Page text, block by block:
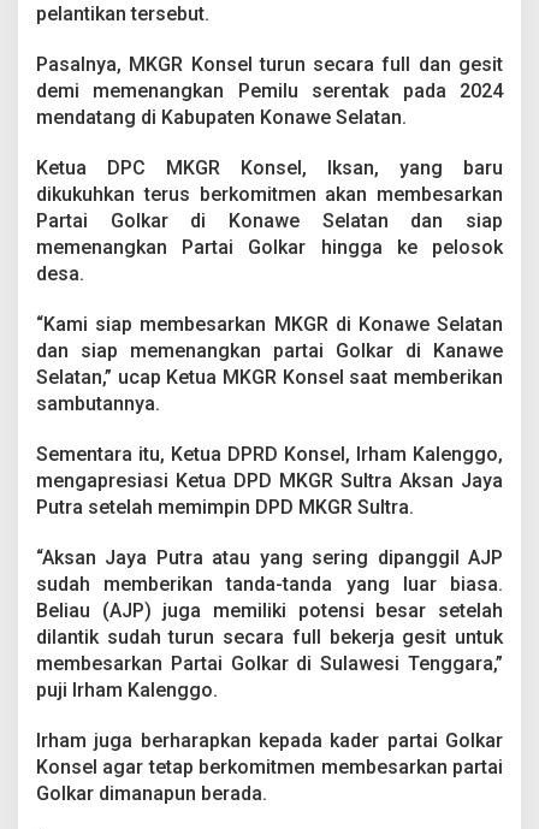
pelantikan tersebut.
Pasalnya, MKGR Konsel turun secara full dan gesit
demi memenangkan Pemilu serentak pada 2024
mendatang di Kabupaten Konawe Selatan.
Ketua DPC MKGR Konsel, Iksan, yang baru
dikukuhkan terus berkomitmen akan membesarkan
Partai Golkar di Konawe Selatan dan siap
memenangkan Partai Golkar hingga ke pelosok
desa.
“Kami siap membesarkan MKGR di Konawe Selatan
dan siap memenangkan partai Golkar di Kanawe
Selatan,” ucap Ketua MKGR Konsel saat memberikan
sambutannya.
Sementara itu, Ketua DPRD Konsel, Irham Kalenggo,
mengapresiasi Ketua DPD MKGR Sultra Aksan Jaya
Putra setelah memimpin DPD MKGR Sultra.
“Aksan Jaya Putra atau yang sering dipanggil AJP
sudah memberikan tanda-tanda yang luar biasa.
Beliau (AJP) juga memiliki potensi besar setelah
dilantik sudah turun secara full bekerja gesit untuk
membesarkan Partai Golkar di Sulawesi Tenggara,”
puji Irham Kalenggo.
Irham juga berharapkan kepada kader partai Golkar
Konsel agar tetap berkomitmen membesarkan partai
Golkar dimanapun berada.